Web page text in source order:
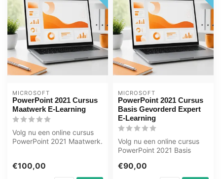
MICROSOFT
PowerPoint 2021 Cursus
Maatwerk E-Learning
Volg nu een online cursus
PowerPoint 2021 Maatwerk.
€100,00
MICROSOFT
PowerPoint 2021 Cursus
Basis Gevorderd Expert
E-Learning
Volg nu een online cursus
PowerPoint 2021 Basis
leert o.a...
€90,00